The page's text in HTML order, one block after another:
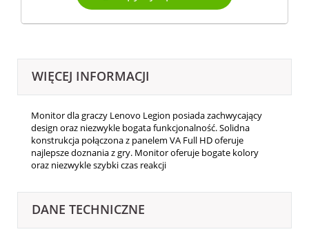
WIĘCEJ INFORMACJI
Monitor dla graczy Lenovo Legion posiada zachwycający
design oraz niezwykle bogata funkcjonalność. Solidna
konstrukcja połączona z panelem VA Full HD oferuje
najlepsze doznania z gry. Monitor oferuje bogate kolory
oraz niezwykle szybki czas reakcji
DANE TECHNICZNE